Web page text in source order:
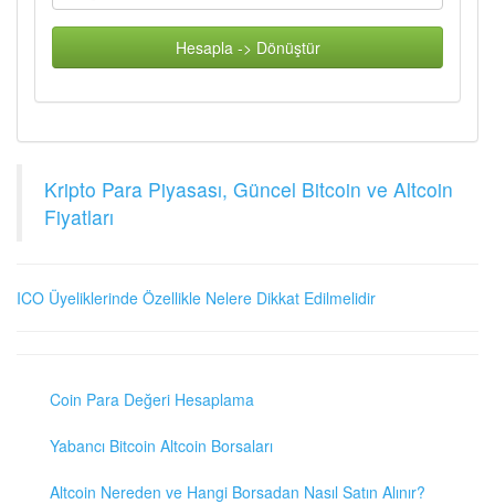
Hesapla -> Dönüştür
Kripto Para Piyasası, Güncel Bitcoin ve Altcoin
Fiyatları
ICO Üyeliklerinde Özellikle Nelere Dikkat Edilmelidir
Coin Para Değeri Hesaplama
Yabancı Bitcoin Altcoin Borsaları
Altcoin Nereden ve Hangi Borsadan Nasıl Satın Alınır?